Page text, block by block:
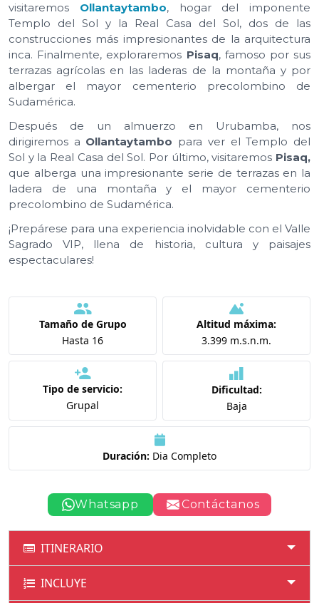
visitaremos Ollantaytambo, hogar del imponente
Templo del Sol y la Real Casa del Sol, dos de las
construcciones más impresionantes de la arquitectura
inca. Finalmente, exploraremos Pisaq, famoso por sus
terrazas agrícolas en las laderas de la montaña y por
albergar el mayor cementerio precolombino de
Sudamérica.
Después de un almuerzo en Urubamba, nos
dirigiremos a Ollantaytambo para ver el Templo del
Sol y la Real Casa del Sol. Por último, visitaremos Pisaq,
que alberga una impresionante serie de terrazas en la
ladera de una montaña y el mayor cementerio
precolombino de Sudamérica.
¡Prepárese para una experiencia inolvidable con el Valle
Sagrado VIP, llena de historia, cultura y paisajes
espectaculares!
Tamaño de Grupo
Hasta 16
Altitud máxima:
3.399 m.s.n.m.
Tipo de servicio:
Grupal
Dificultad:
Baja
Duración: Dia Completo
Whatsapp Contáctanos
ITINERARIO
INCLUYE